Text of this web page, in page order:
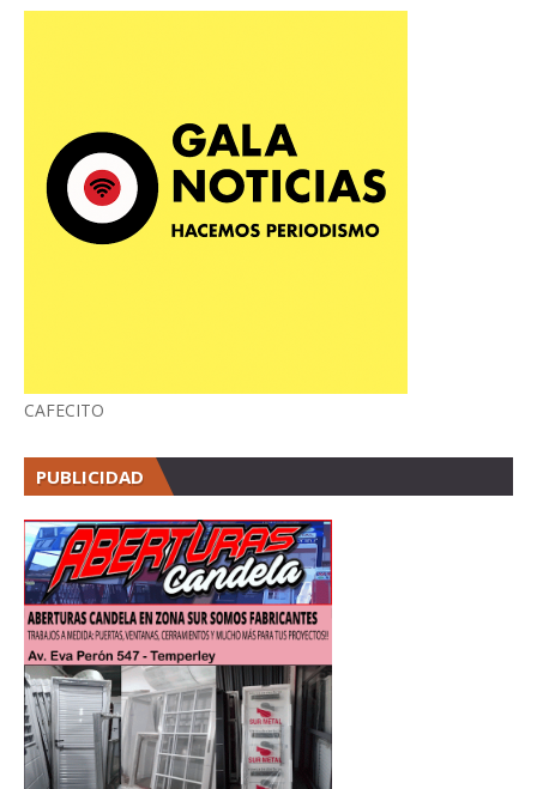
CAFECITO
PUBLICIDAD